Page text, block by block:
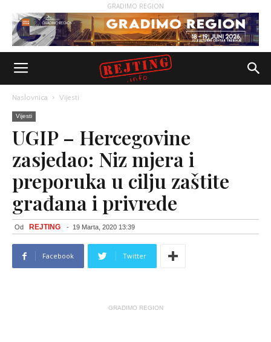
GRADIMO REGION
Naslovnica Vijesti
Vijesti
UGIP – Hercegovine
zasjedao: Niz mjera i
preporuka u cilju zaštite
građana i privrede
Od REJTING - 19 Marta, 2020 13:39
Facebook Twitter
GRADIMO REGION